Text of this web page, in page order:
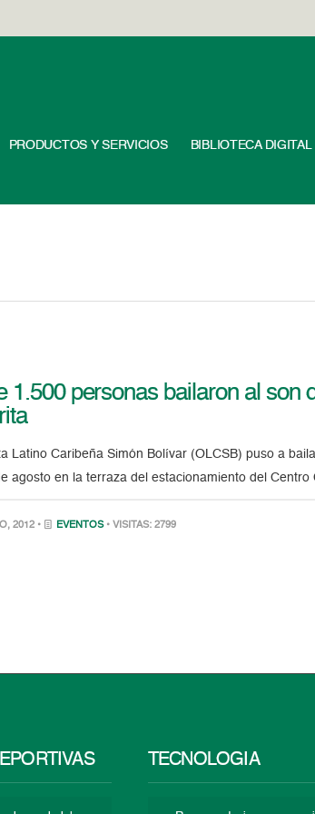
PRODUCTOS Y SERVICIOS BIBLIOTECA DIGITAL
1.500 personas bailaron al son
Latino Caribeña Simón Bolívar (OLCSB) puso a
agosto en la terraza del estacionamiento del
2012 • EVENTOS • VISITAS: 2799
TECNOLOGÍA